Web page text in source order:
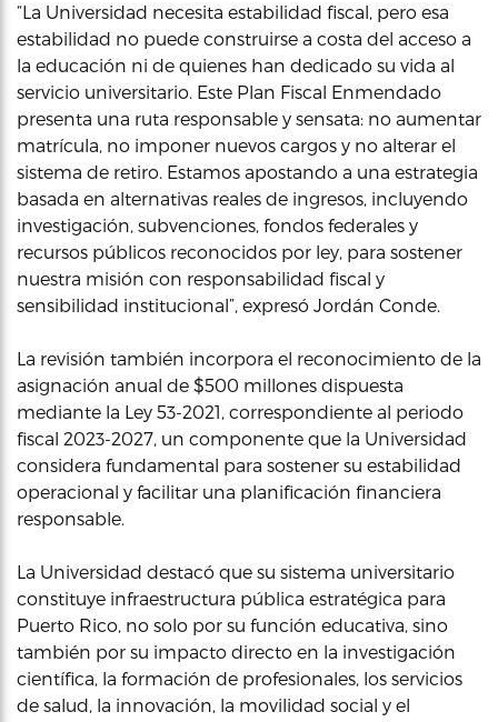
“La Universidad necesita estabilidad fiscal, pero esa
estabilidad no puede construirse a costa del acceso a
la educación ni de quienes han dedicado su vida al
servicio universitario. Este Plan Fiscal Enmendado
presenta una ruta responsable y sensata: no aumentar
matrícula, no imponer nuevos cargos y no alterar el
sistema de retiro. Estamos apostando a una estrategia
basada en alternativas reales de ingresos, incluyendo
investigación, subvenciones, fondos federales y
recursos públicos reconocidos por ley, para sostener
nuestra misión con responsabilidad fiscal y
sensibilidad institucional”, expresó Jordán Conde.
La revisión también incorpora el reconocimiento de la
asignación anual de $500 millones dispuesta
mediante la Ley 53-2021, correspondiente al periodo
fiscal 2023-2027, un componente que la Universidad
considera fundamental para sostener su estabilidad
operacional y facilitar una planificación financiera
responsable.
La Universidad destacó que su sistema universitario
constituye infraestructura pública estratégica para
Puerto Rico, no solo por su función educativa, sino
también por su impacto directo en la investigación
científica, la formación de profesionales, los servicios
de salud, la innovación, la movilidad social y el